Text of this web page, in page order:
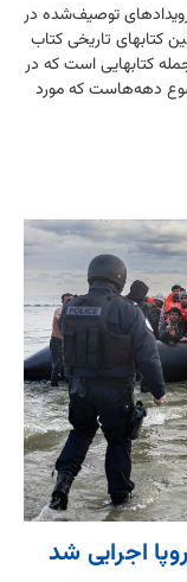
توصیف‌شده در
کتابهای تاریخی کتاب
کتابهایی است که در
دهه‌هاست که مورد
اجرایی شد